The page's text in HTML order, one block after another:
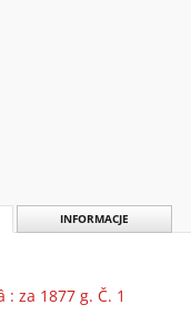
INFORMACJE
za 1877 g. Č. 1